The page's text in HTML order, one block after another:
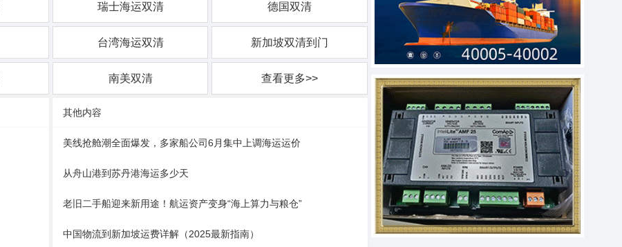
瑞士海运双清 德国双清
台湾海运双清 新加坡双清到门
南美双清 查看更多>>
其他内容
美线抢舱潮全面爆发，多家船公司6月集中上调海运运价
从舟山港到苏丹港海运多少天
老旧二手船迎来新用途！航运资产变身“海上算力与粮仓”
中国物流到新加坡运费详解（2025最新指南）